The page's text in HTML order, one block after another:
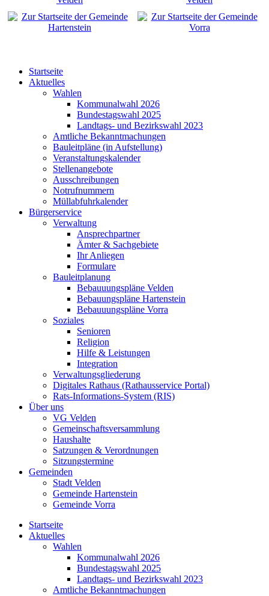
Startseite
Aktuelles
Wahlen
Kommunalwahl 2026
Bundestagswahl 2025
Landtags- und Bezirkswahl 2023
Amtliche Bekanntmachungen
Bauleitpläne (in Aufstellung)
Veranstaltungskalender
Stellenangebote
Ausschreibungen
Notrufnummern
Müllabfuhrkalender
Bürgerservice
Verwaltung
Ansprechpartner
Ämter & Sachgebiete
Ihr Anliegen
Formulare
Bauleitplanung
Bebauuungspläne Velden
Bebauungspläne Hartenstein
Bebauuungspläne Vorra
Soziales
Senioren
Religion
Hilfe & Leistungen
Integration
Verwaltungsgliederung
Digitales Rathaus (Rathausservice Portal)
Rats-Informations-System (RIS)
Über uns
VG Velden
Gemeinschaftsversammlung
Haushalte
Satzungen & Verordnungen
Sitzungstermine
Gemeinden
Stadt Velden
Gemeinde Hartenstein
Gemeinde Vorra
Startseite
Aktuelles
Wahlen
Kommunalwahl 2026
Bundestagswahl 2025
Landtags- und Bezirkswahl 2023
Amtliche Bekanntmachungen